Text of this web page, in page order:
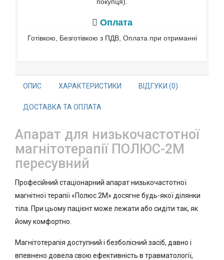
Оплата
Готівкою, Безготівкою з ПДВ, Оплата при отриманні
ОПИС ХАРАКТЕРИСТИКИ ВІДГУКИ (0)
ДОСТАВКА ТА ОПЛАТА
Апарат для низькочастотної
магнітотерапії ПОЛЮС-2М
пересувний
Професійний стаціонарний апарат низькочастотної
магнітної терапії «Полюс 2М» досягне будь-якої ділянки
тіла. При цьому пацієнт може лежати або сидіти так, як
йому комфортно.
Магнітотерапія доступний і безболісний засіб, давно і
впевнено довела свою ефективність в травматології,